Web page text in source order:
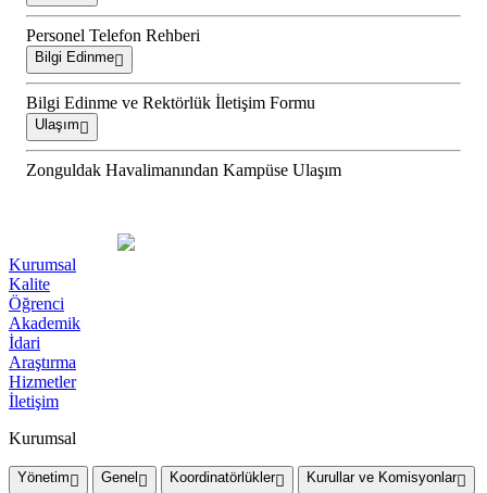
Personel Telefon Rehberi
Bilgi Edinme
Bilgi Edinme ve Rektörlük İletişim Formu
Ulaşım
Zonguldak Havalimanından Kampüse Ulaşım
Kurumsal
Kalite
Öğrenci
Akademik
İdari
Araştırma
Hizmetler
İletişim
Kurumsal
Yönetim Genel Koordinatörlükler
Kurullar ve Komisyonlar